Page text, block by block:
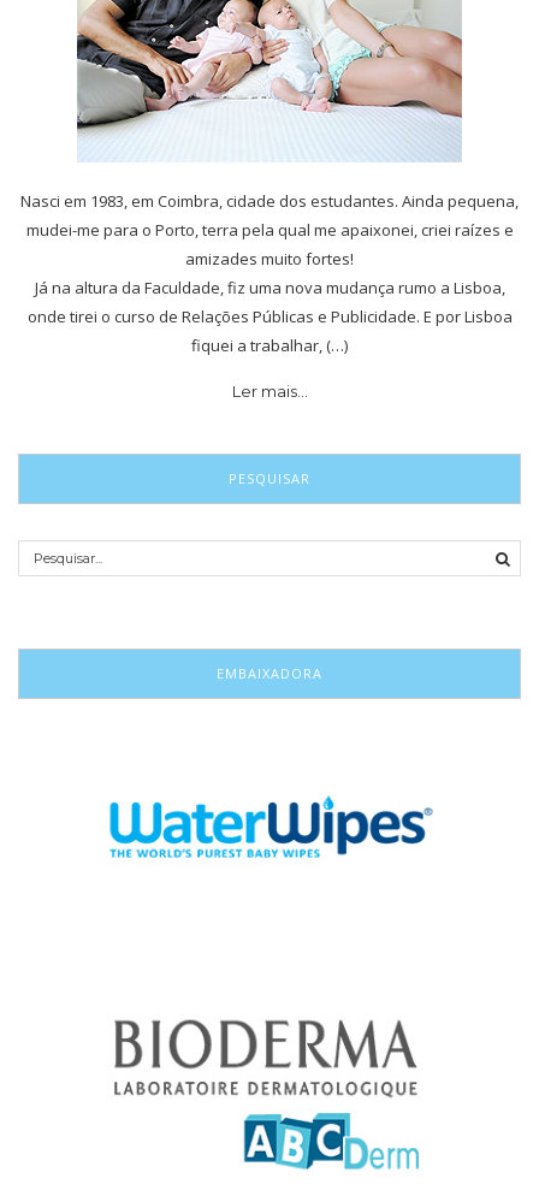
Nasci em 1983, em Coimbra, cidade dos estudantes. Ainda pequena,
mudei-me para o Porto, terra pela qual me apaixonei, criei raízes e
amizades muito fortes!
Já na altura da Faculdade, fiz uma nova mudança rumo a Lisboa,
onde tirei o curso de Relações Públicas e Publicidade. E por Lisboa
fiquei a trabalhar, (…)
Ler mais…
PESQUISAR
EMBAIXADORA